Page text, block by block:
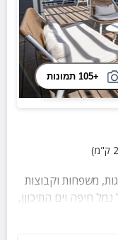
+105 תמונות
נופש לזוגות, משפחות וקבוצות
חיפה וים התיכוןן,
ליהנות ממרפסת